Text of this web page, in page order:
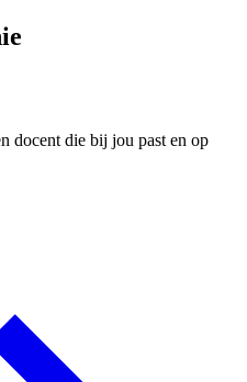
docent die bij jou past en op